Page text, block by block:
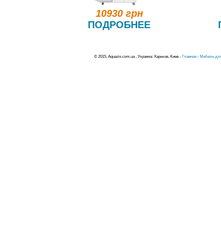
10930 грн
ПОДРОБНЕЕ
© 2015, Aquazis.com.ua , Украина: Харьков, Киев - Главная - Мебель